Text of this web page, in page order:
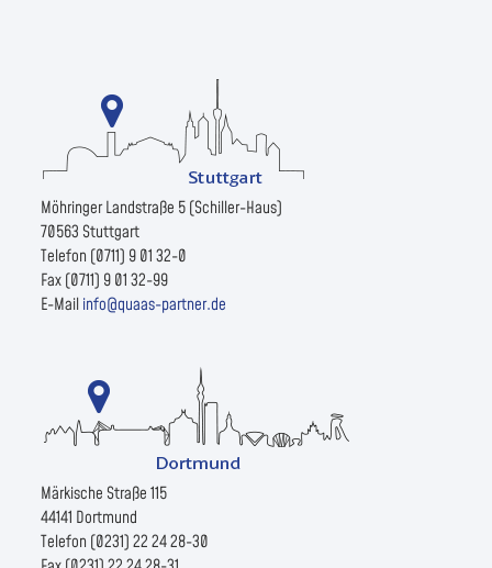
Möhringer Landstraße 5 (Schiller-Haus)
70563 Stuttgart
Telefon (0711) 9 01 32-0
Fax (0711) 9 01 32-99
E-Mailinfo@quaas-partner.de
Märkische Straße 115
44141 Dortmund
Telefon (0231) 22 24 28-30